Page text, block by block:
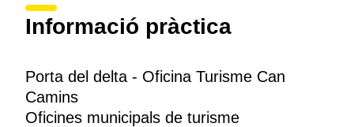
Informació pràctica
Porta del delta - Oficina Turisme Can
Camins
Oficines municipals de turisme